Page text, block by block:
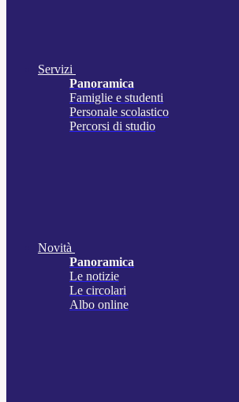
Servizi
Panoramica
Famiglie e studenti
Personale scolastico
Percorsi di studio
Novità
Panoramica
Le notizie
Le circolari
Albo online